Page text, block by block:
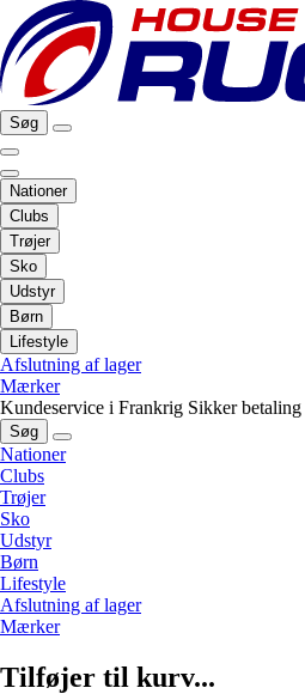
Søg
Nationer
Clubs
Trøjer
Sko
Udstyr
Børn
Lifestyle
Afslutning af lager
Mærker
Kundeservice i Frankrig Sikker betaling
Søg
Nationer
Clubs
Trøjer
Sko
Udstyr
Børn
Lifestyle
Afslutning af lager
Mærker
Tilføjer til kurv...